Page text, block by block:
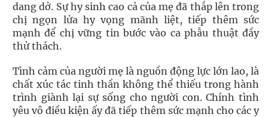
dang dở. Sự hy sinh cao cả của mẹ đã thắp lên trong
chị ngọn lửa hy vọng mãnh liệt, tiếp thêm sức
mạnh để chị vững tin bước vào ca phẫu thuật đầy
thử thách.
Tình cảm của người mẹ là nguồn động lực lớn lao, là
chất xúc tác tinh thần không thể thiếu trong hành
trình giành lại sự sống cho người con. Chính tình
yêu vô điều kiện ấy đã tiếp thêm sức mạnh cho các y